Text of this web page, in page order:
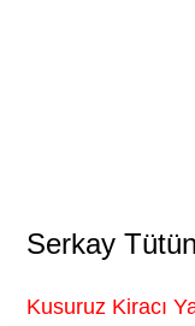
Serkay
Kusuruz Kiracı